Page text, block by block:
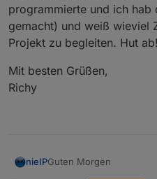
programmierte und ich hab
gemacht) und weiß wieviel
Projekt zu begleiten. Hut
Mit besten Grüßen,
Richy
nieIPGuten Morgen